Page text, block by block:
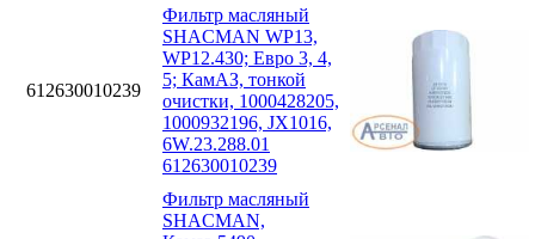
612630010239
Фильтр масляный
SHACMAN WP13,
WP12.430; Eвро 3, 4,
5; КамАЗ, тонкой
очистки, 1000428205,
1000932196, JX1016,
6W.23.288.01
612630010239
Фильтр масляный
SHACMAN,